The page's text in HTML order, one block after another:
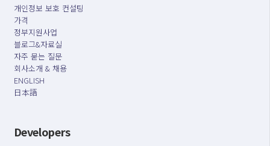
개인정보 보호 컨설팅
가격
정부지원사업
블로그&자료실
자주 묻는 질문
회사소개 & 채용
ENGLISH
日本語
Developers